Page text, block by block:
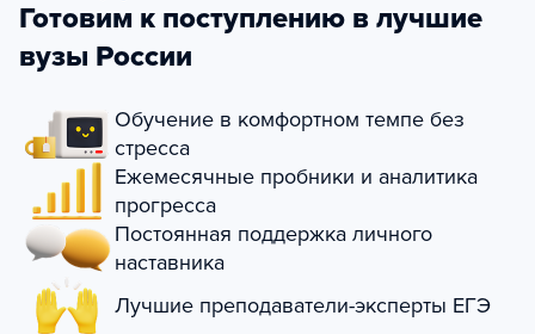
Готовим к поступлению в лучшие
вузы России
Обучение в комфортном темпе без
стресса
Ежемесячные пробники и аналитика
прогресса
Постоянная поддержка личного
наставника
Лучшие преподаватели-эксперты ЕГЭ